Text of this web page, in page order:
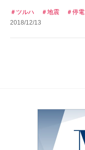
ツルハ 地震 停電
2018/12/13